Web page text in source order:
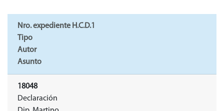
Nro. expediente H.C.D.1
Tipo
Autor
Asunto
18048
Declaración